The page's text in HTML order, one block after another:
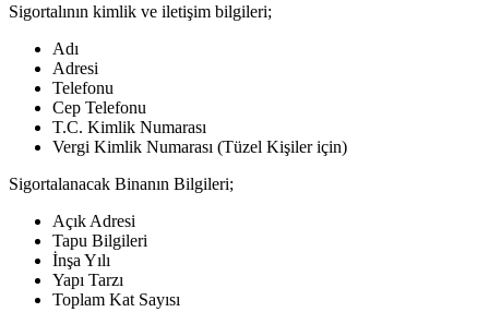
Sigortalının kimlik ve iletişim bilgileri;
Adı
Adresi
Telefonu
Cep Telefonu
T.C. Kimlik Numarası
Vergi Kimlik Numarası (Tüzel Kişiler için)
Sigortalanacak Binanın Bilgileri;
Açık Adresi
Tapu Bilgileri
İnşa Yılı
Yapı Tarzı
Toplam Kat Sayısı